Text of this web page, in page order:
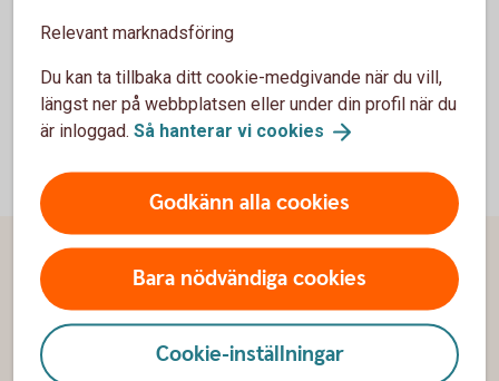
Relevant marknadsföring
Du kan ta tillbaka ditt cookie-medgivande när du vill,
längst ner på webbplatsen eller under din profil när du
är inloggad. Så hanterar vi cookies
Godkänn alla cookies
Bara nödvändiga cookies
Cookie-inställningar
Sidfot
Hitta snabbt
Kontakta oss
Våra aktiviteter